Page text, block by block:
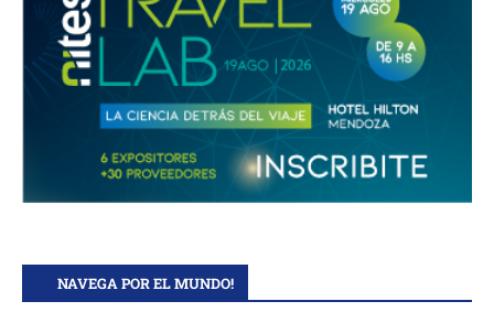
NAVEGA POR EL MUNDO!